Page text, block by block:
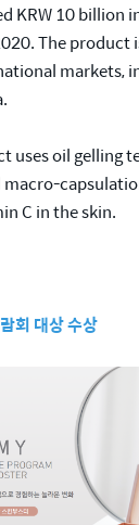
KRW 10 billion
The product
markets,
uses oil gelling
macro-
C in the skin.
회 대상 수상